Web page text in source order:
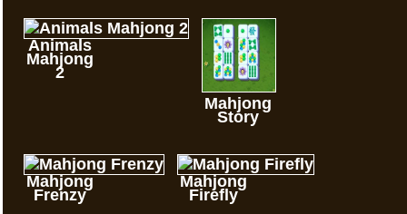
Animals
Mahjong
2
Mahjong
Story
Mahjong
Frenzy
Mahjong
Firefly